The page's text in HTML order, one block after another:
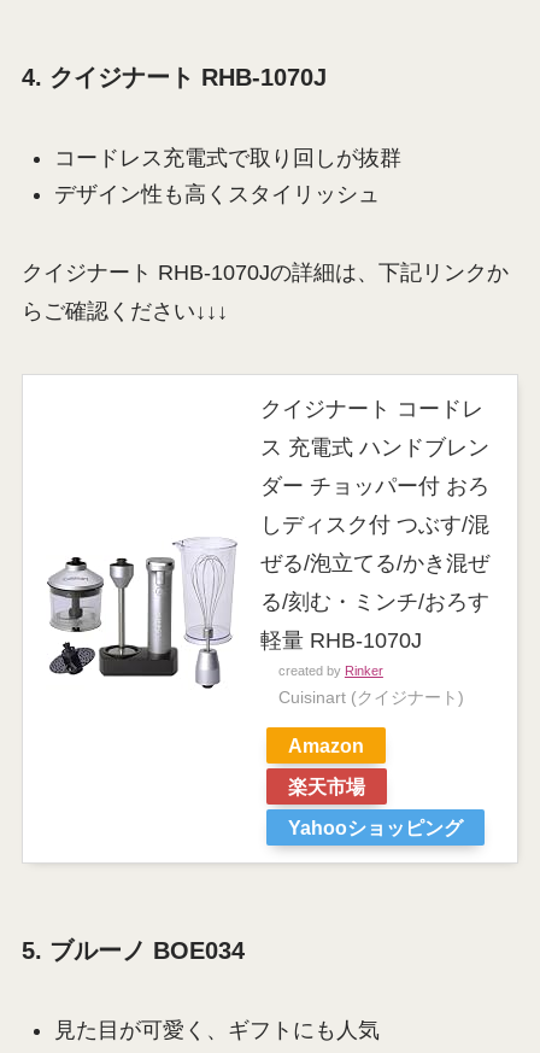
4. クイジナート RHB-1070J
コードレス充電式で取り回しが抜群
デザイン性も高くスタイリッシュ
クイジナート RHB-1070Jの詳細は、下記リンクか
らご確認ください↓↓↓
クイジナート コードレ
ス 充電式 ハンドブレン
ダー チョッパー付 おろ
しディスク付 つぶす/混
ぜる/泡立てる/かき混ぜ
る/刻む・ミンチ/おろす
軽量 RHB-1070J
created by Rinker
Cuisinart (クイジナート)
Amazon
楽天市場
Yahooショッピング
5. ブルーノ BOE034
見た目が可愛く、ギフトにも人気